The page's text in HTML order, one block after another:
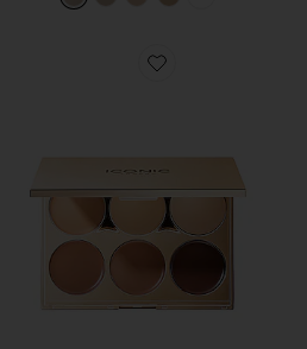
Favorite